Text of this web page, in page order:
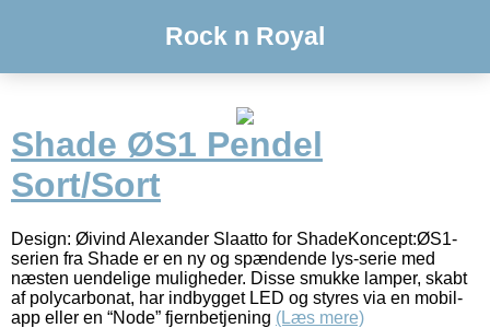
Rock n Royal
Shade ØS1 Pendel
Sort/Sort
Design: Øivind Alexander Slaatto for ShadeKoncept:ØS1-
serien fra Shade er en ny og spændende lys-serie med
næsten uendelige muligheder. Disse smukke lamper, skabt
af polycarbonat, har indbygget LED og styres via en mobil-
app eller en “Node” fjernbetjening (Læs mere)